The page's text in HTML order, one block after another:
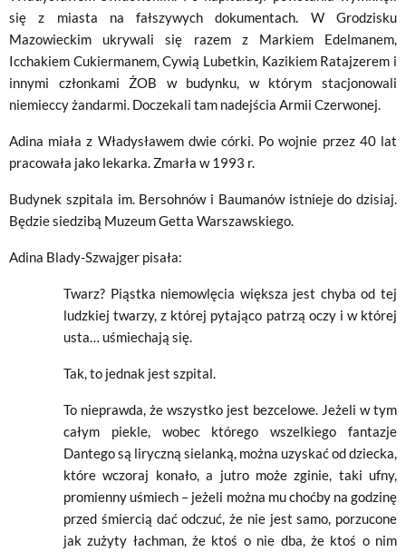
się z miasta na fałszywych dokumentach. W Grodzisku
Mazowieckim ukrywali się razem z Markiem Edelmanem,
Icchakiem Cukiermanem, Cywią Lubetkin, Kazikiem Ratajzerem i
innymi członkami ŻOB w budynku, w którym stacjonowali
niemieccy żandarmi. Doczekali tam nadejścia Armii Czerwonej.
Adina miała z Władysławem dwie córki. Po wojnie przez 40 lat
pracowała jako lekarka. Zmarła w 1993 r.
Budynek szpitala im. Bersohnów i Baumanów istnieje do dzisiaj.
Będzie siedzibą Muzeum Getta Warszawskiego.
Adina Blady-Szwajger pisała:
Twarz? Piąstka niemowlęcia większa jest chyba od tej
ludzkiej twarzy, z której pytająco patrzą oczy i w której
usta… uśmiechają się.
Tak, to jednak jest szpital.
To nieprawda, że wszystko jest bezcelowe. Jeżeli w tym
całym piekle, wobec którego wszelkiego fantazje
Dantego są liryczną sielanką, można uzyskać od dziecka,
które wczoraj konało, a jutro może zginie, taki ufny,
promienny uśmiech – jeżeli można mu choćby na godzinę
przed śmiercią dać odczuć, że nie jest samo, porzucone
jak zużyty łachman, że ktoś o nie dba, że ktoś o nim